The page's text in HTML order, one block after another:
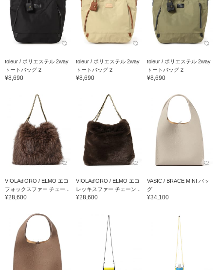
toleur / ポリエステル 2way
トートバッグ 2
¥8,690
toleur / ポリエステル 2way
トートバッグ 2
¥8,690
toleur / ポリエステル 2way
トートバッグ 2
¥8,690
VIOLAd’ORO / ELMO エコ
フォックスファー チェー...
¥28,600
VIOLAd'ORO / ELMO エコ
レッキスファー チェーン...
¥28,600
VASIC / BRACE MINI バッ
グ
¥34,100